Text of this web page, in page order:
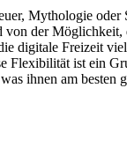
Mythologie
der Möglichkeit,
digitale Freizeit
Flexibilität ist ein
ihnen am besten